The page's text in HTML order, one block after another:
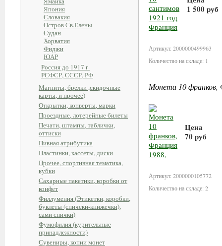
Япония
Словакия
Остров Св.Елены
Судан
Хорватия
Фиджи
ЮАР
Россия до 1917 г.
РСФСР, СССР, РФ
Магниты, брелки ,скидочные
карты, и прочее)
Открытки, конверты, марки
Проездные, лотерейные билеты
Печати, штампы, таблички,
оттиски
Пивная атрибутика
Пластинки, кассеты, диски
Прочее, спортивная тематика,
кубки
Сахарные пакетики, коробки от
конфет
Филлумения (Этикетки, коробки,
буклеты (спичеки-книжечки),
сами спички)
Фумофилия (курительные
принадлежности)
Сувениры, копии монет
1 500 руб
Артикул: 2000000499963
Количество на складе: 1
Монета 10 франков,
Цена
70 руб
Артикул: 2000000105772
Количество на складе: 2